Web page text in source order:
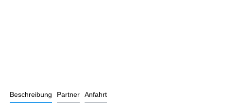
Beschreibung Partner Anfahrt